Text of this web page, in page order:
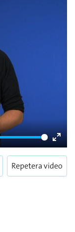
Enter
Repetera video